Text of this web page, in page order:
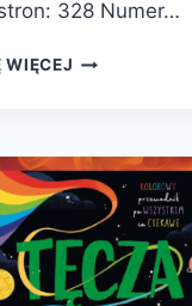
328 Numer…
WIĘCEJ MAŁA
PREMIERA